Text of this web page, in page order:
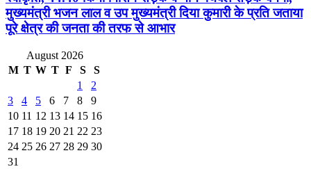
मुख्यमंत्री भजन लाल व उप मुख्यमंत्री दिया कुमारी के प्रति जताया
पूरे क्षेत्र की जनता की तरफ से आभार
August 2026
M T W T F S
S
1
2
3
4 5 6 7 8
9
10 11 12 13 14 15 16
17 18 19 20 21 22 23
24 25 26 27 28 29 30
31